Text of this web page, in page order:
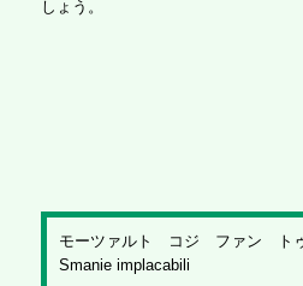
しょう。
モーツァルト コジ ファン ト
Smanie implacabili